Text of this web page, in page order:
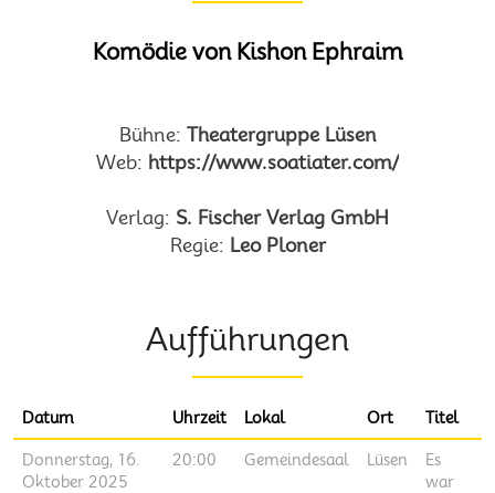
Komödie von Kishon Ephraim
Bühne: Theatergruppe Lüsen
Web: https://www.soatiater.com/
Verlag: S. Fischer Verlag GmbH
Regie: Leo Ploner
Aufführungen
Datum Uhrzeit Lokal Ort Titel
Donnerstag, 16.
Oktober 2025
20:00 Gemeindesaal Lüsen
Es
war